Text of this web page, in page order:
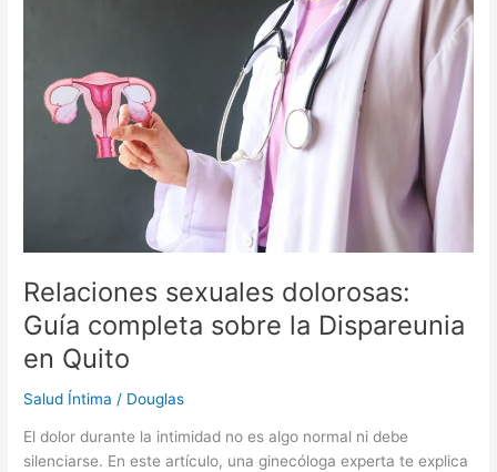
Relaciones sexuales dolorosas:
Guía completa sobre la Dispareunia
en Quito
Salud Íntima / Douglas
El dolor durante la intimidad no es algo normal ni debe
silenciarse. En este artículo, una ginecóloga experta te explica
sobre
Dispareunia